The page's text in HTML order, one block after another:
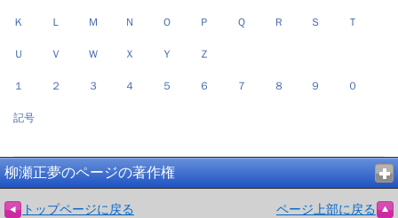
Ｋ Ｌ Ｍ Ｎ Ｏ Ｐ Ｑ Ｒ Ｓ Ｔ
Ｕ Ｖ Ｗ Ｘ Ｙ Ｚ
１ ２ ３ ４ ５ ６ ７ ８ ９ ０
記号
柳瀬正夢のページの著作権
トップページに戻る ページ上部に戻る